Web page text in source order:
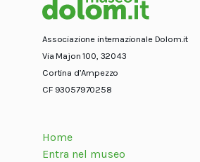
Associazione internazionale Dolom.it
Via Majon 100, 32043
Cortina d’Ampezzo
CF 93057970258
Home
Entra nel museo